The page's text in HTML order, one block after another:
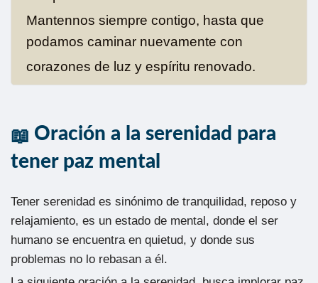
Mantennos siempre contigo, hasta que
podamos caminar nuevamente con
corazones de luz y espíritu renovado.
Oración a la serenidad para
tener paz mental
Tener serenidad es sinónimo de tranquilidad, reposo y
relajamiento, es un estado de mental, donde el ser
humano se encuentra en quietud, y donde sus
problemas no lo rebasan a él.